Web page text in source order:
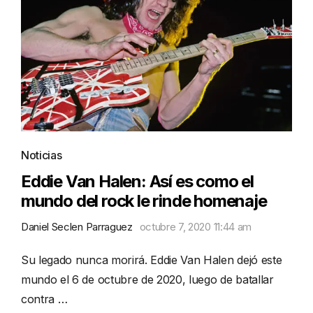
Noticias
Eddie Van Halen: Así es como el
mundo del rock le rinde homenaje
Daniel Seclen Parraguez octubre 7, 2020 11:44 am
Su legado nunca morirá. Eddie Van Halen dejó este
mundo el 6 de octubre de 2020, luego de batallar
contra …